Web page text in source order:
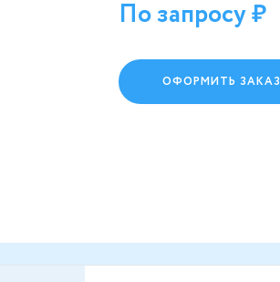
По запросу
ОФОРМИТЬ ЗАКАЗ